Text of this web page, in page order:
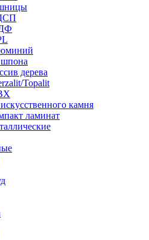
дерева
Topalit
камня
ламинат